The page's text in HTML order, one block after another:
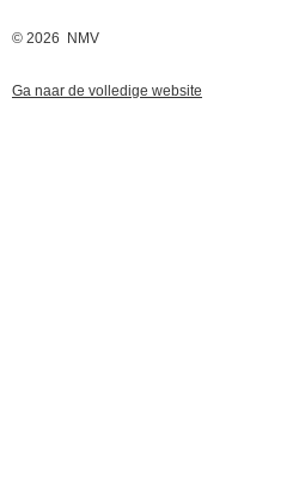
© 2026 NMV
Ga naar de volledige website